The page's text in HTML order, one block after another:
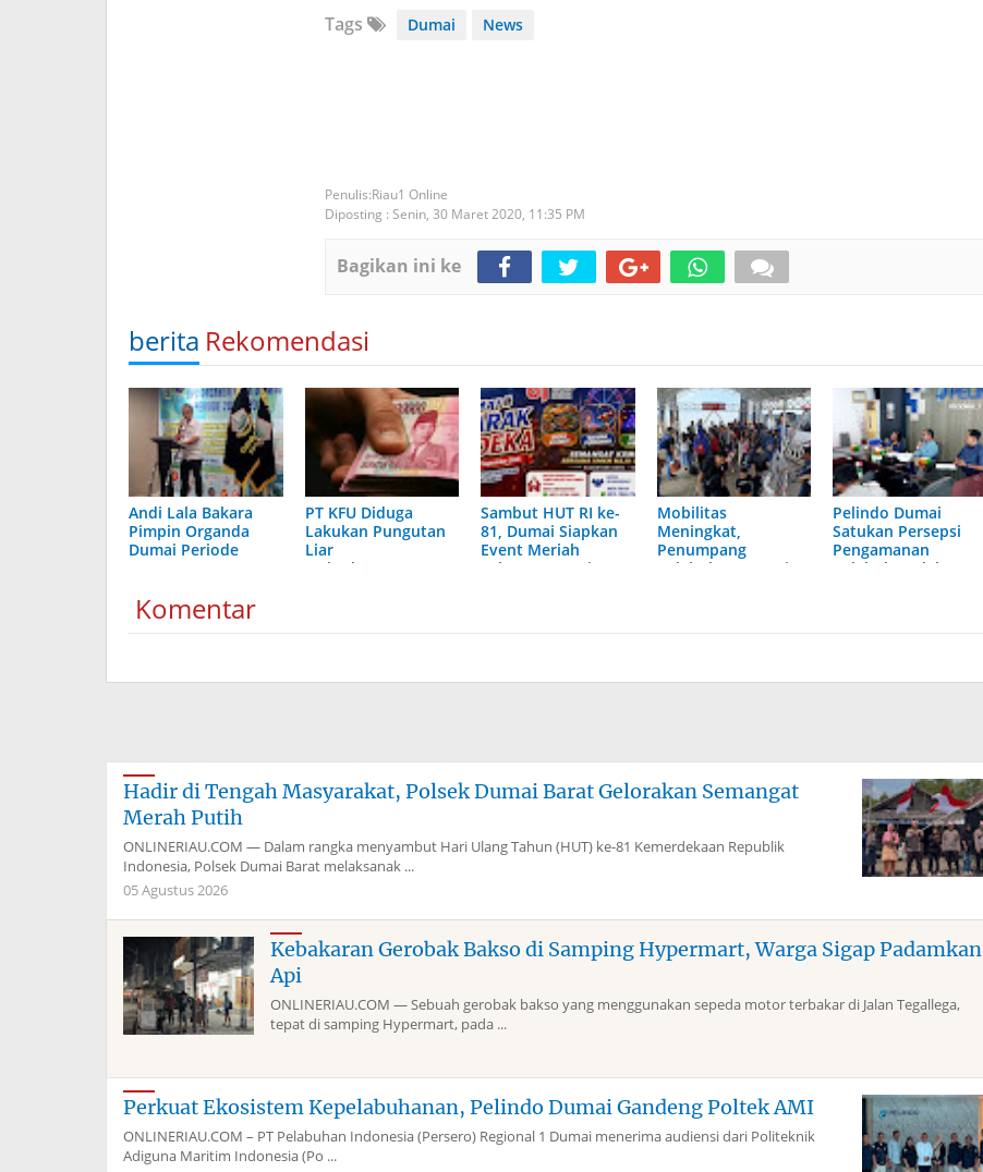
Tags Dumai News
Riau1 Online
Diposting : Senin, 30 Maret 2020, 11:35 PM
Bagikan ini ke
berita Rekomendasi
Andi Lala Bakara
Pimpin Organda
Dumai Periode
PT KFU Diduga
Lakukan Pungutan
Liar
terhadapTenaga
Sambut HUT RI ke-
81, Dumai Siapkan
Event Meriah
Selama 30 Hari
Mobilitas
Meningkat,
Penumpang
Pelabuhan Dumai
Pelindo Dumai
Satukan Persepsi
Pengamanan
Pelabuhan dalam
Komentar
Hadir di Tengah Masyarakat, Polsek Dumai Barat Gelorakan Semangat
Merah Putih
ONLINERIAU.COM — Dalam rangka menyambut Hari Ulang Tahun (HUT) ke-81 Kemerdekaan Republik
Indonesia, Polsek Dumai Barat melaksanak ...
05 Agustus 2026
Kebakaran Gerobak Bakso di Samping Hypermart, Warga Sigap Padamkan
Api
ONLINERIAU.COM — Sebuah gerobak bakso yang menggunakan sepeda motor terbakar di Jalan Tegallega,
tepat di samping Hypermart, pada ...
Perkuat Ekosistem Kepelabuhanan, Pelindo Dumai Gandeng Poltek AMI
ONLINERIAU.COM – PT Pelabuhan Indonesia (Persero) Regional 1 Dumai menerima audiensi dari Politeknik
Adiguna Maritim Indonesia (Po ...